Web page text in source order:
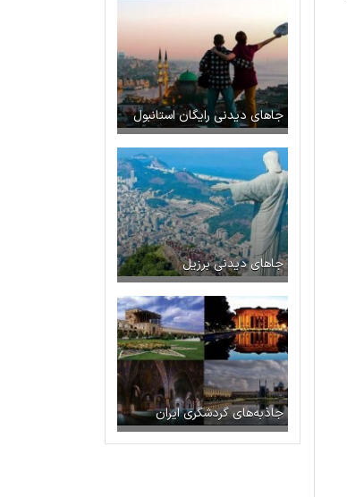
جاهای دیدنی رایگان استانبول
جاهای دیدنی برزیل
جاذبه‌های گردشگری ایران